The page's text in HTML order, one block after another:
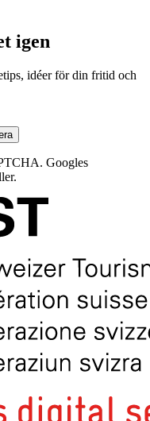
igen
idéer för din fritid och
Googles